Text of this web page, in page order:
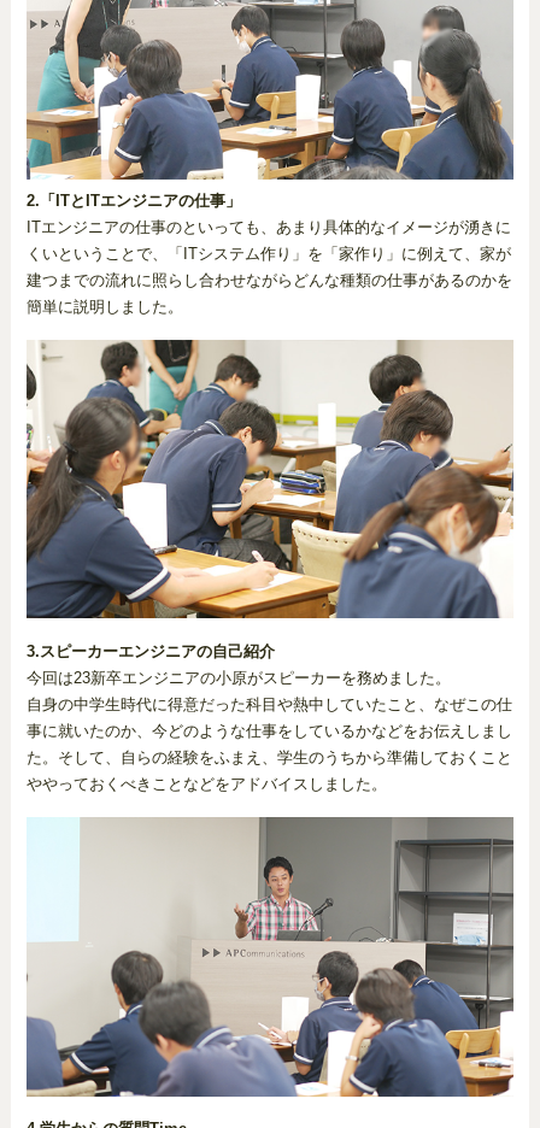
2.「ITとITエンジニアの仕事」
ITエンジニアの仕事のといっても、あまり具体的なイメージが湧きに
くいということで、「ITシステム作り」を「家作り」に例えて、家が
建つまでの流れに照らし合わせながらどんな種類の仕事があるのかを
簡単に説明しました。
3.スピーカーエンジニアの自己紹介
今回は23新卒エンジニアの小原がスピーカーを務めました。
自身の中学生時代に得意だった科目や熱中していたこと、なぜこの仕
事に就いたのか、今どのような仕事をしているかなどをお伝えしまし
た。そして、自らの経験をふまえ、学生のうちから準備しておくこと
ややっておくべきことなどをアドバイスしました。